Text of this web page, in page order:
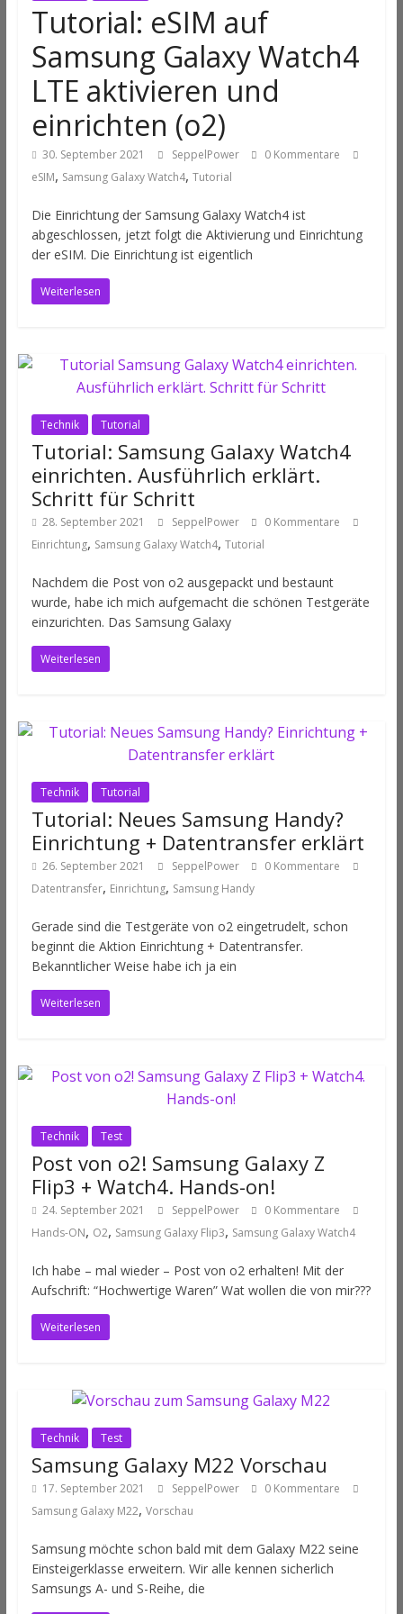
Tutorial: eSIM auf
Samsung Galaxy Watch4
LTE aktivieren und
einrichten (o2)
30. September 2021 SeppelPower
0 Kommentare
eSIM, Samsung Galaxy Watch4, Tutorial
Die Einrichtung der Samsung Galaxy Watch4 ist
abgeschlossen, jetzt folgt die Aktivierung und Einrichtung
der eSIM. Die Einrichtung ist eigentlich
Weiterlesen
Technik Tutorial
Tutorial: Samsung Galaxy Watch4
einrichten. Ausführlich erklärt.
Schritt für Schritt
28. September 2021 SeppelPower
0 Kommentare
Einrichtung, Samsung Galaxy Watch4, Tutorial
Nachdem die Post von o2 ausgepackt und bestaunt
wurde, habe ich mich aufgemacht die schönen Testgeräte
einzurichten. Das Samsung Galaxy
Weiterlesen
Technik Tutorial
Tutorial: Neues Samsung Handy?
Einrichtung + Datentransfer erklärt
26. September 2021 SeppelPower
0 Kommentare
Datentransfer, Einrichtung, Samsung Handy
Gerade sind die Testgeräte von o2 eingetrudelt, schon
beginnt die Aktion Einrichtung + Datentransfer.
Bekanntlicher Weise habe ich ja ein
Weiterlesen
Technik Test
Post von o2! Samsung Galaxy Z
Flip3 + Watch4. Hands-on!
24. September 2021 SeppelPower
0 Kommentare
Hands-ON, O2, Samsung Galaxy Flip3, Samsung Galaxy Watch4
Ich habe – mal wieder – Post von o2 erhalten! Mit der
Aufschrift: “Hochwertige Waren” Wat wollen die von mir???
Weiterlesen
Technik Test
Samsung Galaxy M22 Vorschau
17. September 2021 SeppelPower
0 Kommentare
Samsung Galaxy M22, Vorschau
Samsung möchte schon bald mit dem Galaxy M22 seine
Einsteigerklasse erweitern. Wir alle kennen sicherlich
Samsungs A- und S-Reihe, die